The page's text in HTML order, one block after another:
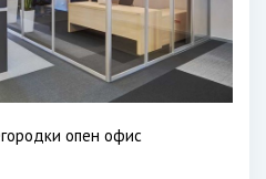
опен офис